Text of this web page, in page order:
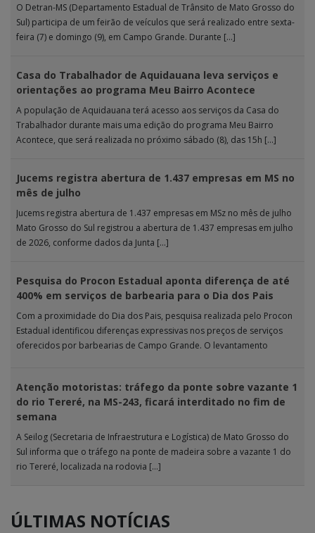
O Detran-MS (Departamento Estadual de Trânsito de Mato Grosso do
Sul) participa de um feirão de veículos que será realizado entre sexta-
feira (7) e domingo (9), em Campo Grande. Durante […]
Casa do Trabalhador de Aquidauana leva serviços e
orientações ao programa Meu Bairro Acontece
A população de Aquidauana terá acesso aos serviços da Casa do
Trabalhador durante mais uma edição do programa Meu Bairro
Acontece, que será realizada no próximo sábado (8), das 15h […]
Jucems registra abertura de 1.437 empresas em MS no
mês de julho
Jucems registra abertura de 1.437 empresas em MSz no mês de julho
Mato Grosso do Sul registrou a abertura de 1.437 empresas em julho
de 2026, conforme dados da Junta […]
Pesquisa do Procon Estadual aponta diferença de até
400% em serviços de barbearia para o Dia dos Pais
Com a proximidade do Dia dos Pais, pesquisa realizada pelo Procon
Estadual identificou diferenças expressivas nos preços de serviços
oferecidos por barbearias de Campo Grande. O levantamento
Atenção motoristas: tráfego da ponte sobre vazante 1
do rio Tereré, na MS-243, ficará interditado no fim de
semana
A Seilog (Secretaria de Infraestrutura e Logística) de Mato Grosso do
Sul informa que o tráfego na ponte de madeira sobre a vazante 1 do
rio Tereré, localizada na rodovia […]
ÚLTIMAS NOTÍCIAS